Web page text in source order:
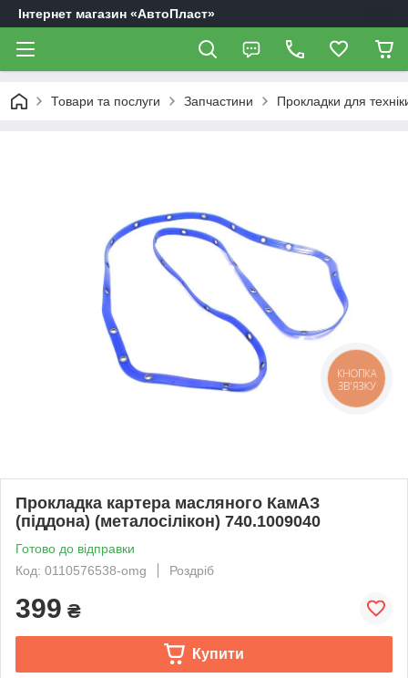
Інтернет магазин «АвтоПласт»
Товари та послуги Запчастини Прокладки для
Прокладка картера масляного КамАЗ
(піддона) (металосiлікон) 740.1009040
Готово до відправки
Код: 0110576538-omg
Роздріб
399 ₴
Купити
КНОПКА
ЗВ'ЯЗКУ